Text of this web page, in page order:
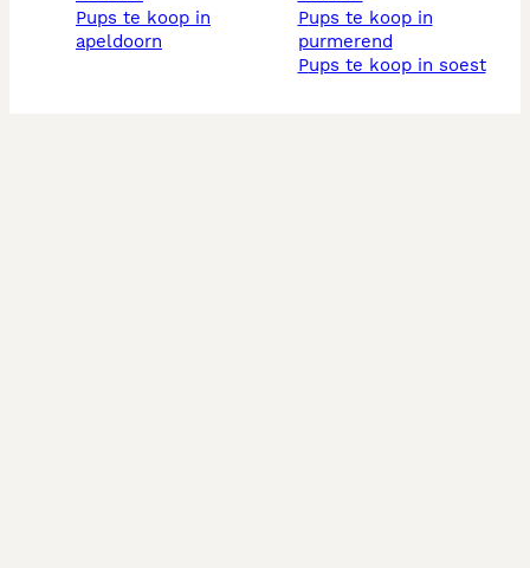
pups te koop in
apeldoorn
pups te koop in
purmerend
pups te koop in soest